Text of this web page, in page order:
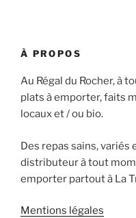
À PROPOS
Au Régal du Rocher, à
plats à emporter, faits
locaux et / ou bio.
Des repas sains, variés
distributeur à tout
emporter partout à La
Mentions légales